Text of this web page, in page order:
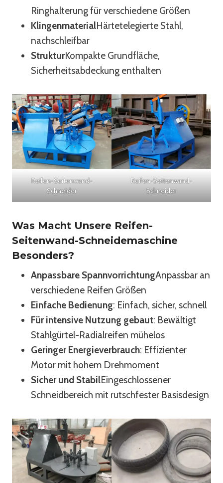
Ringhalterung für verschiedene Größen
KlingenmaterialHärtetelegierte Stahl,
nachschleifbar
StrukturKompakte Grundfläche,
Sicherheitsabdeckung enthalten
Reifen-Seitenwand-
Schneider
Reifen-Seitenwand-
Schneider
Was Macht Unsere Reifen-
Seitenwand-Schneidemaschine
Besonders?
Anpassbare SpannvorrichtungAnpassbar an
verschiedene Reifen Größen
Einfache Bedienung: Einfach, sicher, schnell
Für intensive Nutzung gebaut: Bewältigt
Stahlgürtel-Radialreifen mühelos
Geringer Energieverbrauch: Effizienter
Motor mit hohem Drehmoment
Sicher und StabilEingeschlossener
Schneidbereich mit rutschfester Basisdesign